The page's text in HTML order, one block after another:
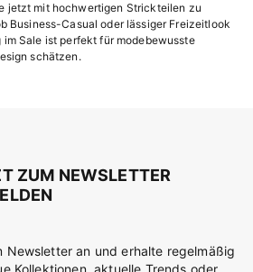
jetzt mit hochwertigen Strickteilen zu
Business-Casual oder lässiger Freizeitlook
Sale ist perfekt für modebewusste
schätzen.
ZUM NEWSLETTER
Newsletter an und erhalte regelmäßig
Kollektionen, aktuelle Trends oder